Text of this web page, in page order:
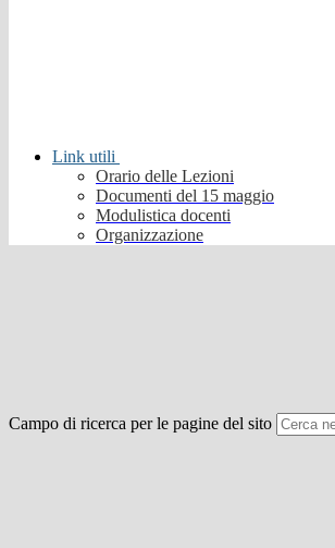
Link utili
Orario delle Lezioni
Documenti del 15 maggio
Modulistica docenti
Organizzazione
Campo di ricerca per le pagine del sito